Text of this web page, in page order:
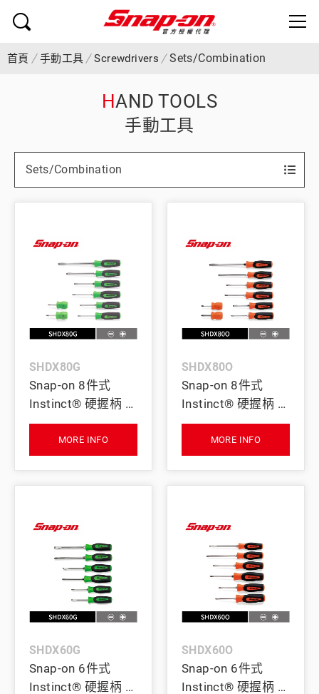
首頁 手動工具 Screwdrivers Sets/Combination
HAND TOOLS
手動工具
Sets/Combination
SHDX80G
Snap-on 8件式
Instinct® 硬握柄 一
字/十字螺絲起子組
MORE INFO
SHDX80O
Snap-on 8件式
Instinct® 硬握柄 一
字/十字螺絲起子組
MORE INFO
SHDX60G
Snap-on 6件式
Instinct® 硬握柄 一
SHDX60O
Snap-on 6件式
Instinct® 硬握柄 一